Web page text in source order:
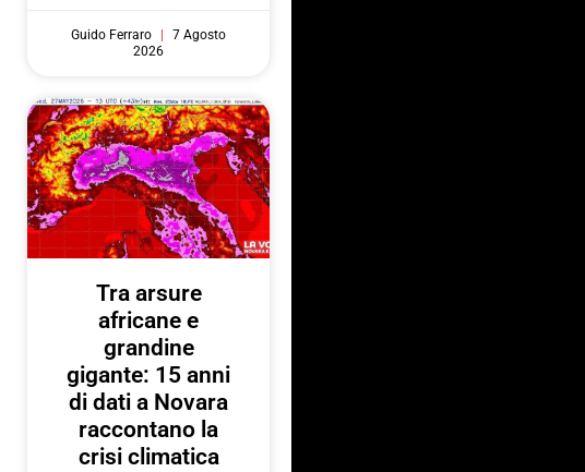
Guido Ferraro
7 Agosto
2026
Tra arsure
africane e
grandine
gigante: 15 anni
di dati a Novara
raccontano la
crisi climatica